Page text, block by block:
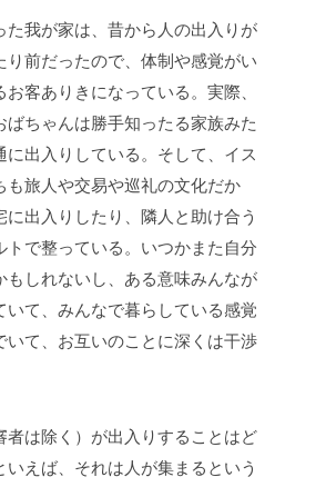
た我が家は、昔から人の出入りが
り前だったので、体制や感覚がい
客ありきになっている。実際、
ばちゃんは勝手知ったる家族みた
に出入りしている。そして、イス
も旅人や交易や巡礼の文化だか
に出入りしたり、隣人と助け合う
トで整っている。いつかまた自分
もしれないし、ある意味みんなが
いて、みんなで暮らしている感覚
いて、お互いのことに深くは干渉
者は除く）が出入りすることはど
いえば、それは人が集まるという